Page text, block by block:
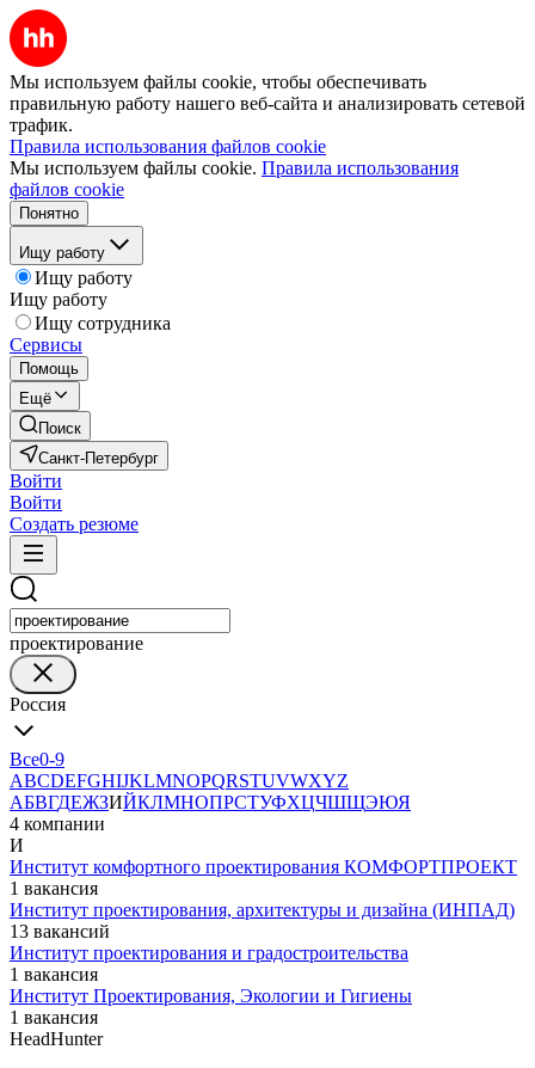
Мы используем файлы cookie, чтобы обеспечивать
правильную работу нашего веб-сайта и анализировать сетевой
трафик.
Правила использования файлов cookie
Мы используем файлы cookie. Правила использования
файлов cookie
Понятно
Ищу работу
Ищу работу
Ищу работу
Ищу сотрудника
Сервисы
Помощь
Ещё
Поиск
Санкт-Петербург
Войти
Войти
Создать резюме
проектирование
Россия
Все0-9
ABCDEFGHIJKLMNOPQRSTUVWXYZ
АБВГДЕЖЗИЙКЛМНОПРСТУФХЦЧШЩЭЮЯ
4 компании
И
Институт комфортного проектирования КОМФОРТПРОЕКТ
1 вакансия
Институт проектирования, архитектуры и дизайна (ИНПАД)
13 вакансий
Институт проектирования и градостроительства
1 вакансия
Институт Проектирования, Экологии и Гигиены
1 вакансия
HeadHunter